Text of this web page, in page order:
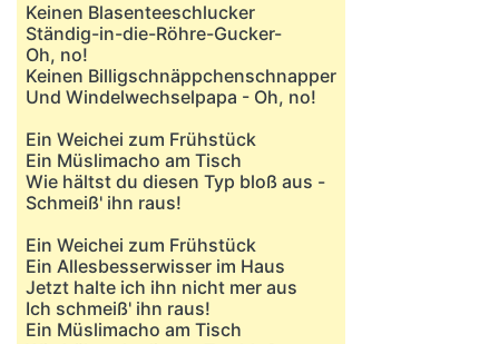
Keinen Blasenteeschlucker
Ständig-in-die-Röhre-Gucker-
Oh, no!
Keinen Billigschnäppchenschnapper
Und Windelwechselpapa - Oh, no!
Ein Weichei zum Frühstück
Ein Müslimacho am Tisch
Wie hältst du diesen Typ bloß aus -
Schmeiß' ihn raus!
Ein Weichei zum Frühstück
Ein Allesbesserwisser im Haus
Jetzt halte ich ihn nicht mer aus
Ich schmeiß' ihn raus!
Ein Müslimacho am Tisch